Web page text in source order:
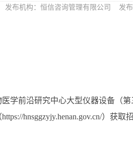
发布机构： 恒信咨询管理有限公司 发布
学前沿研究中心大型仪器设备（
hnsggzyjy.henan.gov.cn/） 获取